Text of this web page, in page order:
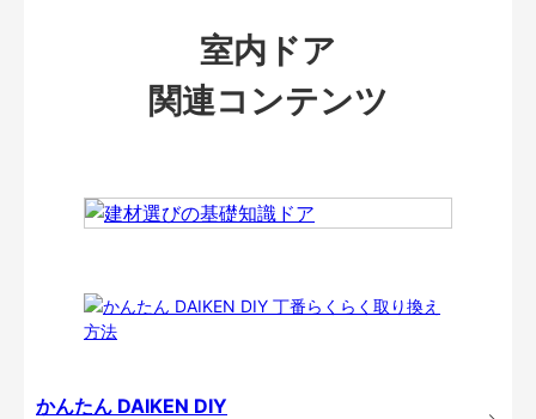
室内ドア
関連コンテンツ
かんたん DAIKEN DIY